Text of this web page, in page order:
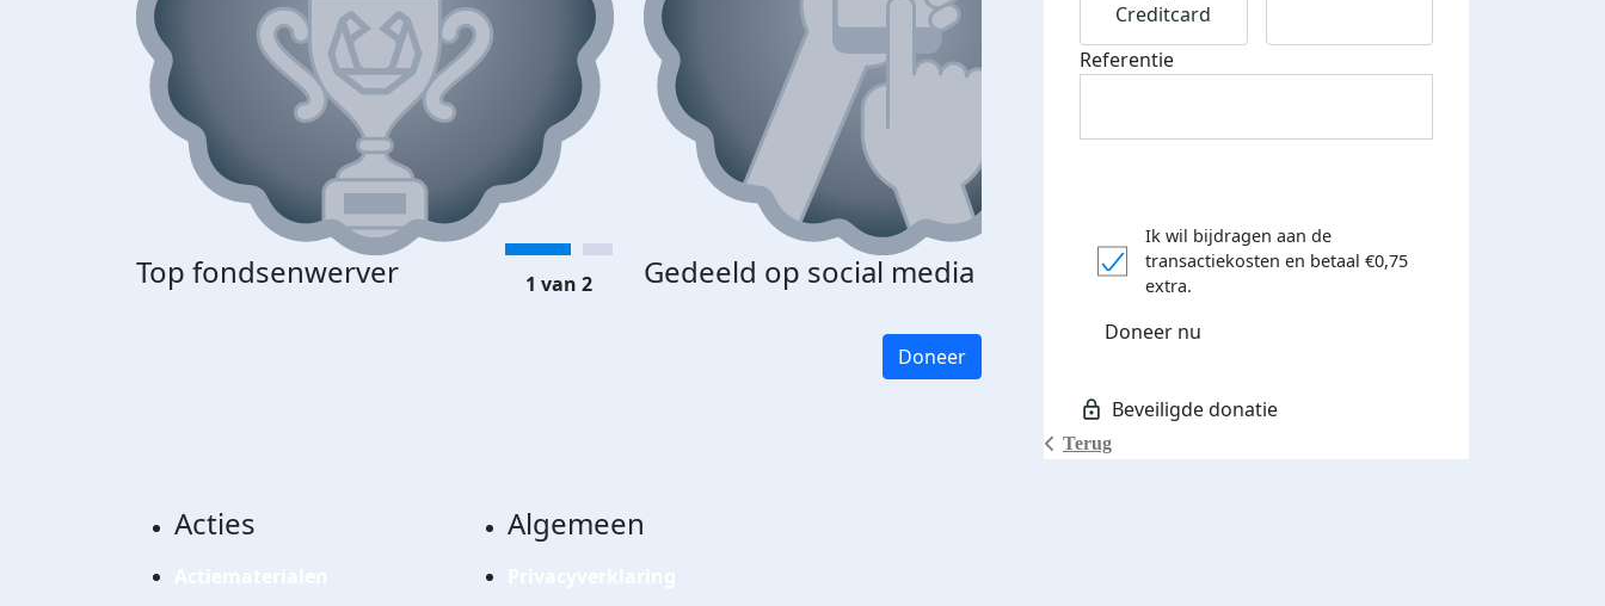
Top fondsenwerver Gedeeld op social media Donateurs bedankt
1 van 2
Doneer
Terug
Creditcard
Referentie
Ik wil bijdragen aan de
transactiekosten en betaal €0,75
extra.
Doneer nu
Acties Algemeen